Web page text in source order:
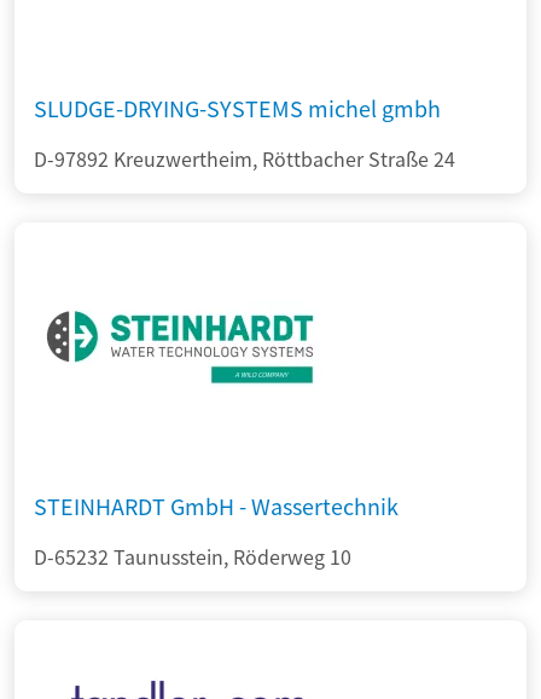
SLUDGE-DRYING-SYSTEMS michel gmbh
D-97892 Kreuzwertheim, Röttbacher Straße 24
STEINHARDT GmbH - Wassertechnik
D-65232 Taunusstein, Röderweg 10